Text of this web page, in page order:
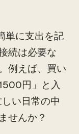
単に支出を記
続は必要な
例えば、買い
円」と入
い日常の中
せんか？